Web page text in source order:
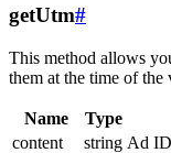
getUtm#
This method allows
them at the time of
Name Type
content
string Ad ID